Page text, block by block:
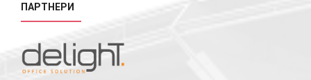
ПАРТНЕРИ